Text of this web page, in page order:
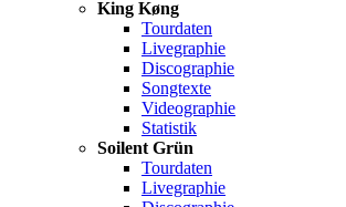
King Køng
Tourdaten
Livegraphie
Discographie
Songtexte
Videographie
Statistik
Soilent Grün
Tourdaten
Livegraphie